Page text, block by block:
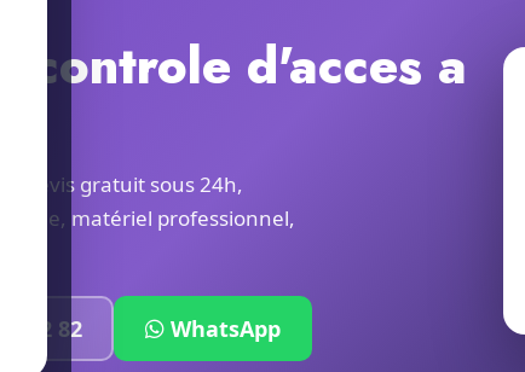
controle d'acces a
Devis gratuit sous 24h,
matériel professionnel,
32 82 WhatsApp